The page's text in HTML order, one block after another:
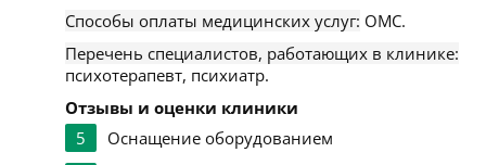
Способы оплаты медицинских услуг: ОМС.
Перечень специалистов, работающих в клинике:
психотерапевт, психиатр.
Отзывы и оценки клиники
5
Оснащение оборудованием